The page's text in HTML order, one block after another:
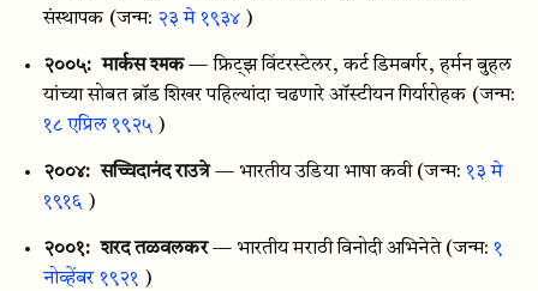
संस्थापक (जन्म: २३ मे १९३४)
२००५: मार्कस श्मक — फ्रिट्झ विंटरस्टेलर, कर्ट डिमबर्गर, हर्मन बुहल
यांच्या सोबत ब्रॉड शिखर पहिल्यांदा चढणारे ऑस्टीयन गिर्यारोहक (जन्म:
१८ एप्रिल १९२५ )
२००४: सच्चिदानंद राउत्रे — भारतीय उडिया भाषा कवी (जन्म: १३ मे
१९१६ )
२००१: शरद तळवलकर — भारतीय मराठी विनोदी अभिनेते (जन्म:१
नोव्हेंबर १९२१ )